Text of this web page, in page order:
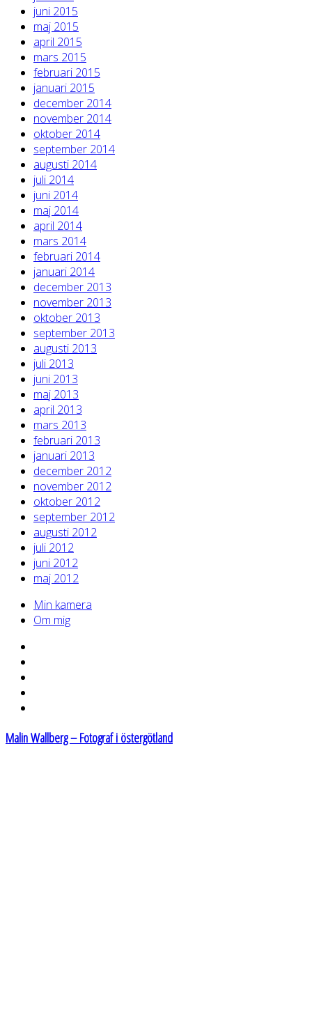
juni 2015
maj 2015
april 2015
mars 2015
februari 2015
januari 2015
december 2014
november 2014
oktober 2014
september 2014
augusti 2014
juli 2014
juni 2014
maj 2014
april 2014
mars 2014
februari 2014
januari 2014
december 2013
november 2013
oktober 2013
september 2013
augusti 2013
juli 2013
juni 2013
maj 2013
april 2013
mars 2013
februari 2013
januari 2013
december 2012
november 2012
oktober 2012
september 2012
augusti 2012
juli 2012
juni 2012
maj 2012
Min kamera
Om mig
Malin Wallberg – Fotograf i östergötland